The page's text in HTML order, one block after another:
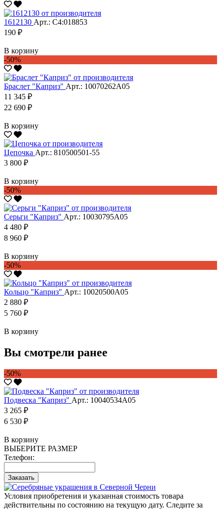
1612130 Арт.: С4:018853
190 ₽
В корзину
-50%
Браслет "Каприз" Арт.: 10070262А05
11 345 ₽
22 690 ₽
В корзину
Цепочка Арт.: 810500501-55
3 800 ₽
В корзину
-50%
Серьги "Каприз" Арт.: 10030795А05
4 480 ₽
8 960 ₽
В корзину
-50%
Кольцо "Каприз" Арт.: 10020500А05
2 880 ₽
5 760 ₽
В корзину
Вы смотрели ранее
-50%
Подвеска "Каприз" Арт.: 10040534А05
3 265 ₽
6 530 ₽
В корзину
ВЫБЕРИТЕ РАЗМЕР
Телефон:
Заказать
Условия приобретения и указанная стоимость товара
действительны по состоянию на текущую дату. Следите за